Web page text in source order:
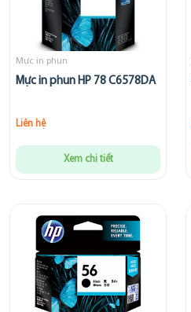
Mực in phun
Mực in phun HP 78 C6578DA
Liên hệ
Xem chi tiết